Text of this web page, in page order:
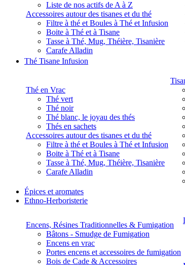
Liste de nos actifs de A à Z
Accessoires autour des tisanes et du thé
Filtre à thé et Boules à Thé et Infusion
Boite à Thé et à Tisane
Tasse à Thé, Mug, Théière, Tisanière
Carafe Alladin
Thé Tisane Infusion
Thé en Vrac
Thé vert
Thé noir
Thé blanc, le joyau des thés
Thés en sachets
Accessoires autour des tisanes et du thé
Filtre à thé et Boules à Thé et Infusion
Boite à Thé et à Tisane
Tasse à Thé, Mug, Théière, Tisanière
Carafe Alladin
Épices et aromates
Ethno-Herboristerie
Encens, Résines Traditionnelles & Fumigation
Bâtons - Smudge de Fumigation
Encens en vrac
Portes encens et accessoires de fumigation
Bois de Cade & Accessoires